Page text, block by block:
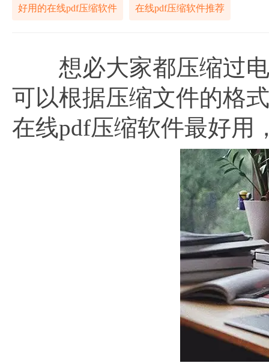
好用的在线pdf压缩软件 在线pdf压缩软件推荐
想必大家都压缩过电
可以根据压缩文件的格
在线pdf压缩软件最好用